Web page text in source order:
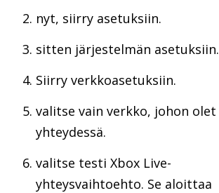
nyt, siirry asetuksiin.
sitten järjestelmän asetuksiin.
Siirry verkkoasetuksiin.
valitse vain verkko, johon olet
yhteydessä.
valitse testi Xbox Live-
yhteysvaihtoehto. Se aloittaa